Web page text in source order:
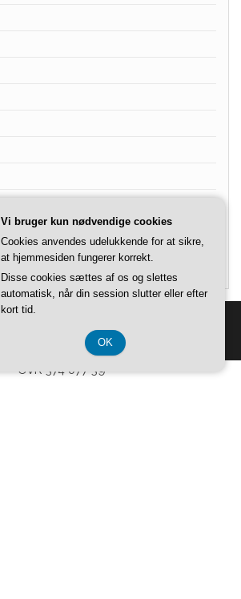
Tema:Head Blog
CVR 374 077 39
Vi bruger kun nødvendige cookies
Cookies anvendes udelukkende for at sikre,
at hjemmesiden fungerer korrekt.
Disse cookies sættes af os og slettes
automatisk, når din session slutter eller efter
kort tid.
OK